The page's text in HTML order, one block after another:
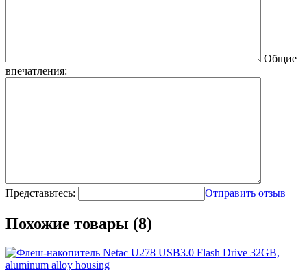
Общие
впечатления:
Представьтесь: Отправить отзыв
Похожие товары (8)